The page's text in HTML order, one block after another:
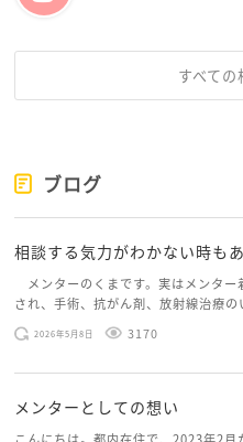
すべての
ブログ
相談する気力がわかない時も
メンターのくまです。実はメンター
され、手術、抗がん剤、放射線治療の
スを体験していて、しばらくメンター
いませんでした。体力だけでなく、気
2026年5月8日 3170
メンターとしての想い